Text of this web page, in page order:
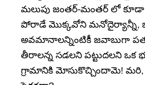
మలుపు జంతర్-మంతర్ లో
పోరాడే మొక్కవోని మనోదైర్యాన్నీ,
అవమానాలన్నింటికీ జవాబుగా
తీరాలన్న సడలని పట్టుదలని ఒక
గ్రామానికి మోసుకొచ్చిందామె! మరి,